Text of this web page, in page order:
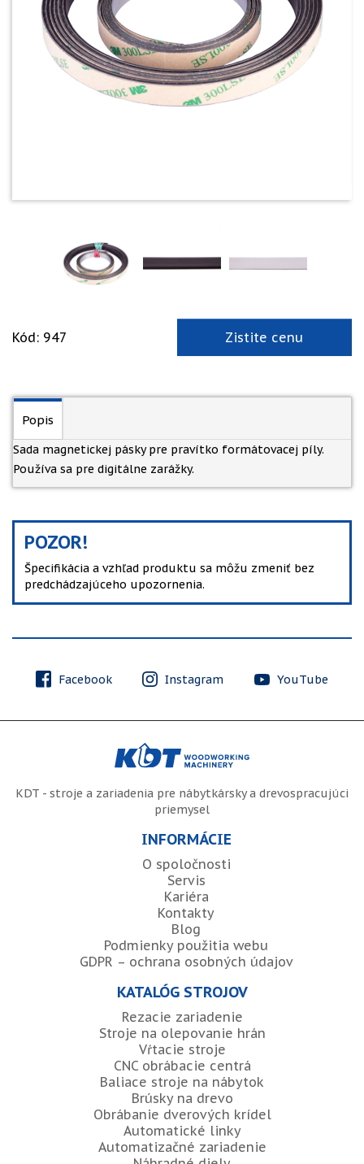
Kód: 947 Zistite cenu
Popis
Sada magnetickej pásky pre pravítko formátovacej píly.
Používa sa pre digitálne zarážky.
POZOR!
Špecifikácia a vzhľad produktu sa môžu zmeniť bez
predchádzajúceho upozornenia.
Facebook Instagram YouTube
KDT - stroje a zariadenia pre nábytkársky a drevospracujúci
priemysel
INFORMÁCIE
O spoločnosti
Servis
Kariéra
Kontakty
Blog
Podmienky použitia webu
GDPR – ochrana osobných údajov
KATALÓG STROJOV
Rezacie zariadenie
Stroje na olepovanie hrán
Vŕtacie stroje
CNC obrábacie centrá
Baliace stroje na nábytok
Brúsky na drevo
Obrábanie dverových krídel
Automatické linky
Automatizačné zariadenie